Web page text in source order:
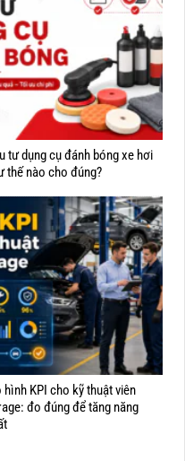
tư dụng cụ đánh bóng xe hơi
thế nào cho đúng?
hình KPI cho kỹ thuật viên
đo đúng để tăng năng